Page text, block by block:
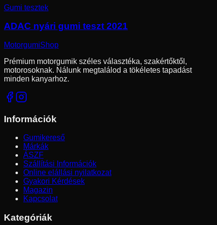
Gumi tesztek
ADAC nyári gumi teszt 2021
MotorgumiShop
Prémium motorgumik széles választéka, szakértőktől,
motorosoknak. Nálunk megtalálod a tökéletes tapadást
minden kanyarhoz.
Információk
Gumikereső
Márkák
ÁSZF
Szállítási Információk
Online elállási nyilatkozat
Gyakori Kérdések
Magazin
Kapcsolat
Kategóriák